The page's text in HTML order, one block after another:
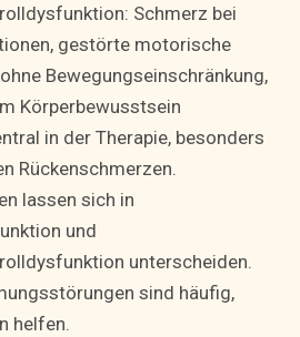
Schmerz bei
gestörte motorische
Bewegungseinschränkung,
Körperbewusstsein
in der Therapie, besonders
Rückenschmerzen.
lassen sich in
und
unterscheiden.
sind häufig,
helfen.